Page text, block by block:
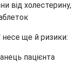
від холестерину,
несе ще й ризики:
пацієнта